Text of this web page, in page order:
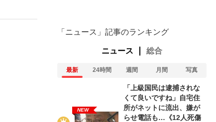
「ニュース」記事のランキング
ニュース 総合
最新 24時間 週間 月間 写真
NEW
「上級国民は逮捕されな
くて良いですね」自宅住
所がネットに流出、嫌が
らせ電話も…《12人死傷